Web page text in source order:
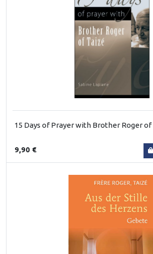
15 Days of Prayer with Brother Roger of
9,90 €